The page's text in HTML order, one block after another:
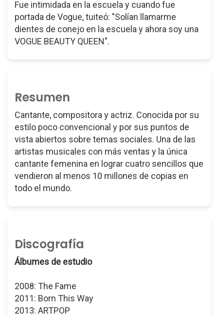
Fue intimidada en la escuela y cuando fue
portada de Vogue, tuiteó: "Solían llamarme
dientes de conejo en la escuela y ahora soy una
VOGUE BEAUTY QUEEN".
Resumen
Cantante, compositora y actriz. Conocida por su
estilo poco convencional y por sus puntos de
vista abiertos sobre temas sociales. Una de las
artistas musicales con más ventas y la única
cantante femenina en lograr cuatro sencillos que
vendieron al menos 10 millones de copias en
todo el mundo.
Discografía
Álbumes de estudio
2008: The Fame
2011: Born This Way
2013: ARTPOP